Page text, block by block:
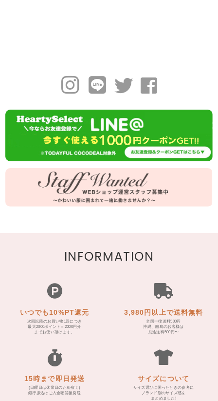
INFORMATION
いつでも10%PT還元
次回以降のお買い物1回につき
最大2000ポイント＝2000円分
までお使い頂けます。
3,980円以上で送料無料
全国一律送料500円
沖縄、離島のお客様は
別途送料500円〜
15時まで即日発送
(日曜日は休業日のため省く)
銀行振込はご入金確認後発送
サイズについて
サイズ選びに困ったときの参考に
ブランド別のサイズ感を
まとめました!